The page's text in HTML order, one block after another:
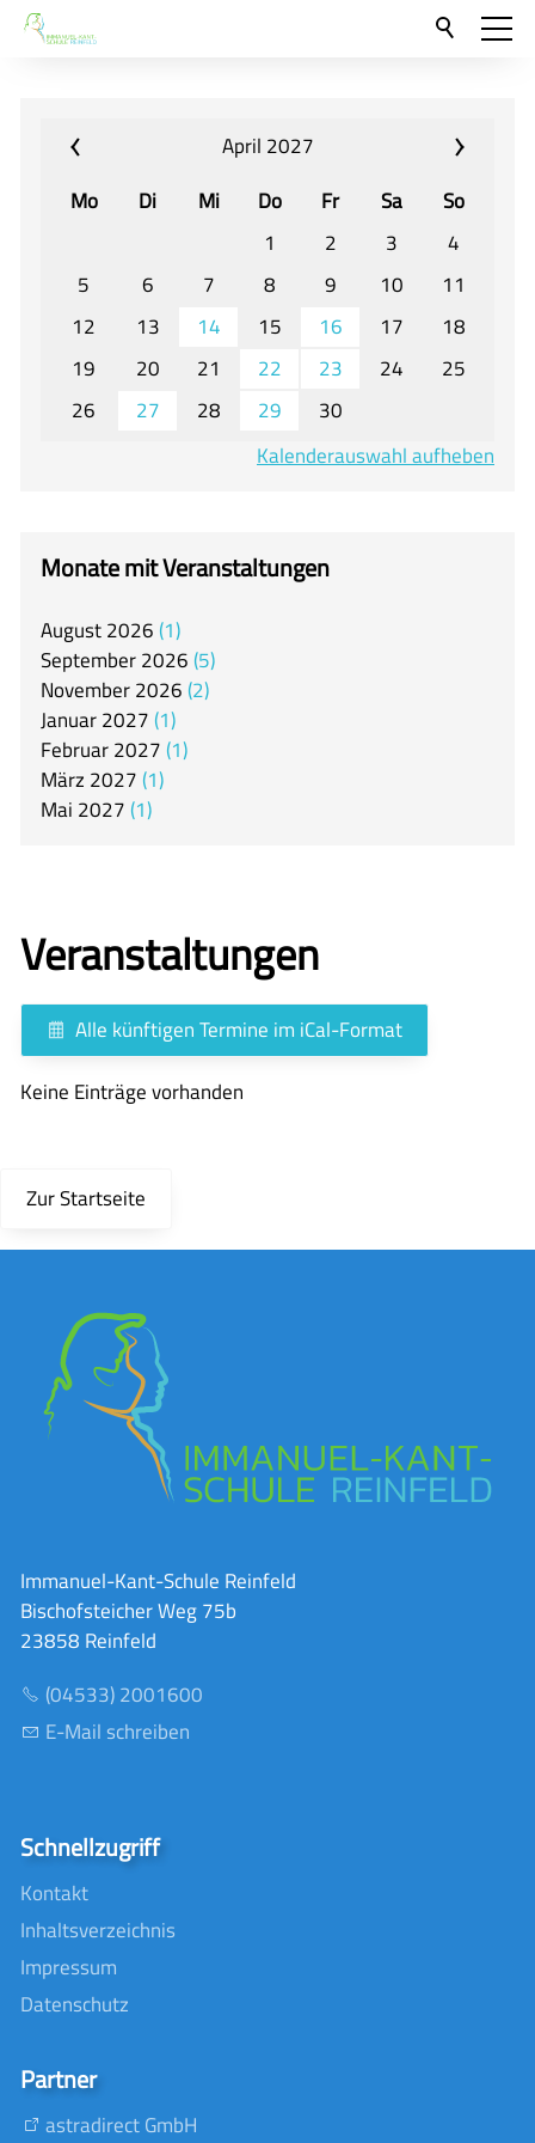
Neu hier?
Für Eltern und Schüler
Veranstaltungen und Termine
Unser Unterricht - Fachcurricula
Unsere Konzepte
Downloads
Unter-, Mittel und Oberstufe
itslearning
Arbeitsgemeinschaften
Mensa
Unsere Schulgemeinschaft
Kontakt
April 2027
Mo
Di Mi Do Fr Sa
So
1
2 3
4
5
6 7 8 9 10
11
12
13 14 15 16 17
18
19
20 21 22 23 24
25
26
27 28 29
30
Kalenderauswahl aufheben
Monate mit Veranstaltungen
August2026 1
September2026 5
November2026 2
Januar2027 1
Februar2027 1
März 2027 1
Mai 2027 1
Veranstaltungen
Alle künftigen Termine im iCal-Format
Keine Einträge vorhanden
Zur Startseite
Immanuel-Kant-Schule Reinfeld
Bischofsteicher Weg 75b
23858 Reinfeld
(04533) 2001600
E-Mail schreiben
Schnellzugriff
Kontakt
Inhaltsverzeichnis
Impressum
Datenschutz
Partner
astradirect GmbH